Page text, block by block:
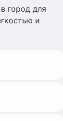
город для
и